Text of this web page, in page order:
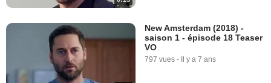
New Amsterdam (2018) -
saison 1 - épisode 18 Teaser
VO
797 vues - Il y a 7 ans